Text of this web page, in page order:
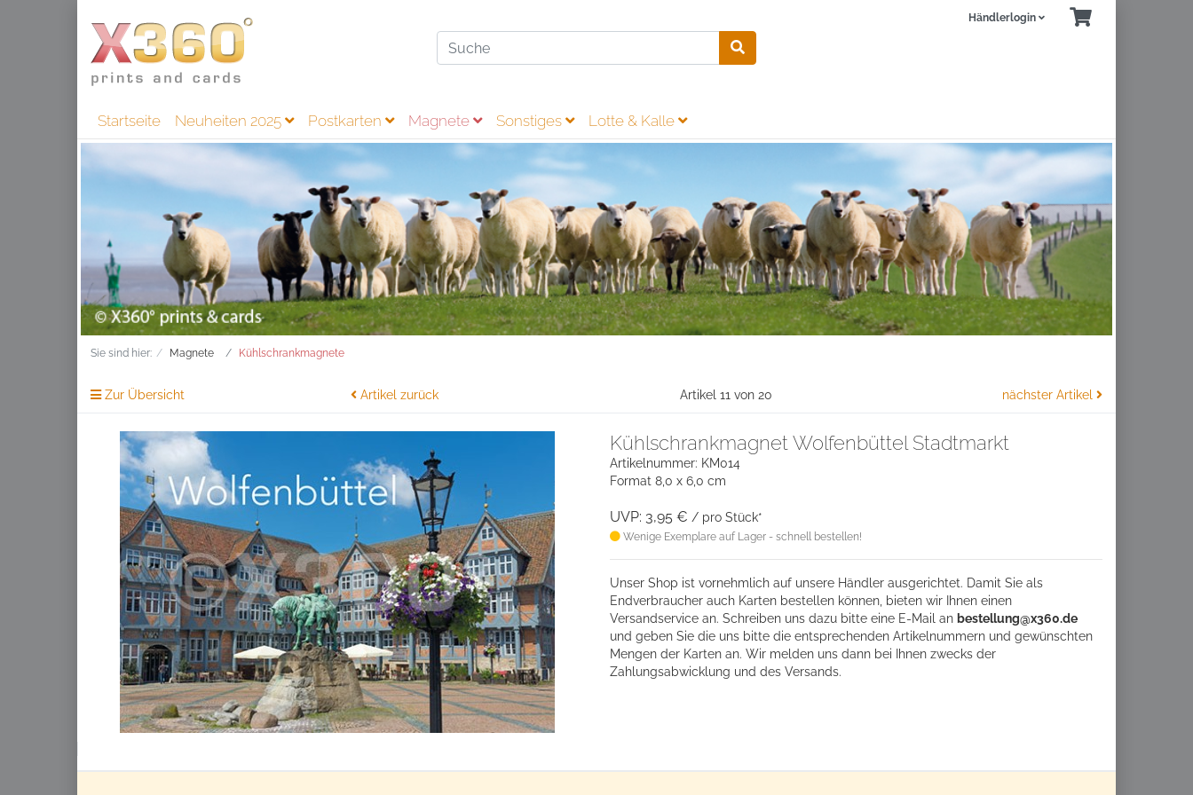
Händlerlogin
Startseite Neuheiten 2025 Postkarten Magnete Sonstiges Lotte & Kalle
Sie sind hier: Magnete Kühlschrankmagnete
Zur Übersicht Artikel zurück Artikel 11 von 20 nächster Artikel
Kühlschrankmagnet Wolfenbüttel Stadtmarkt
Artikelnummer: KM014
Format 8,0 x 6,0 cm
UVP: 3,95 € / pro Stück*
Wenige Exemplare auf Lager - schnell bestellen!
Unser Shop ist vornehmlich auf unsere Händler ausgerichtet. Damit Sie als
Endverbraucher auch Karten bestellen können, bieten wir Ihnen einen
Versandservice an. Schreiben uns dazu bitte eine E-Mail an bestellung@x360.de
und geben Sie die uns bitte die entsprechenden Artikelnummern und gewünschten
Mengen der Karten an. Wir melden uns dann bei Ihnen zwecks der
Zahlungsabwicklung und des Versands.